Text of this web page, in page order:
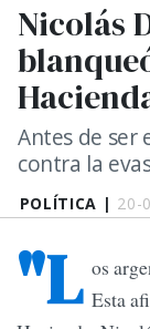
POLÍTICA | 20-
Nicolás
Antes de ser
contra la
"L os
Esta